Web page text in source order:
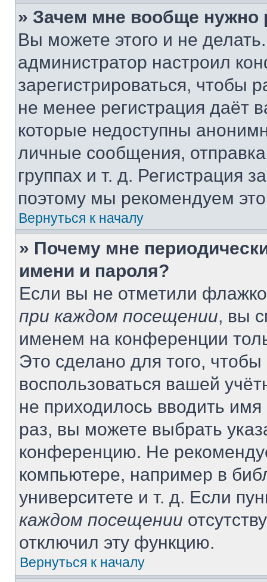
» Зачем мне вообще нужно
Вы можете этого и не
администратор настроил
зарегистрироваться, чтобы
не менее регистрация даёт
которые недоступны
личные сообщения,
группах и т. д. Регистрация
поэтому мы рекомендуем
Вернуться к началу
» Почему мне
имени и пароля?
Если вы не отметили
при каждом посещении, вы
именем на конференции
Это сделано для того, чтобы
воспользоваться вашей
не приходилось вводить
раз, вы можете выбрать
конференцию. Не
компьютере, например в
университете и т. д. Если
каждом посещении
отключил эту функцию.
Вернуться к началу